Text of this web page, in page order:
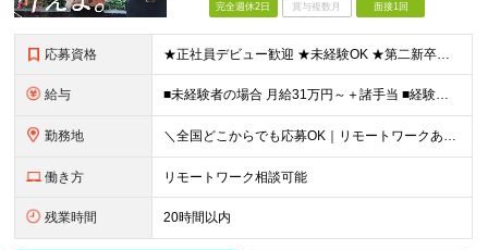
完全週休2日 賞与複数月 面接1回
応募資格 ★正社員デビュー歓迎 ★未経験OK ★第二新卒歓迎 ★学歴不問 ＜こんな方にピッタリ！＞ □ 収入も、お休みも、絶対に妥協したくない！ □ ゆとりのある生活を楽しみながら、将来ずっと役立つスキル
給与 ■未経験者の場合 月給31万円～＋諸手当 ■経験者の場合 月給35万円～90万円＋諸手当 ★前職から年収120万円UPの実績あり ★初年度年収500万円～も可能！ ※首都圏以外の未経験の方は【月
勤務地 ＼全国どこからでも応募OK｜リモートワークあり／ ◇会社都合の転居を伴う転勤はなし ◇直行直帰OK！ ご自宅から通いやすいエリアや希望するエリアの プロジェクトをご担当いただきます！ 「自宅から通え
働き方 リモートワーク相談可能
残業時間 20時間以内